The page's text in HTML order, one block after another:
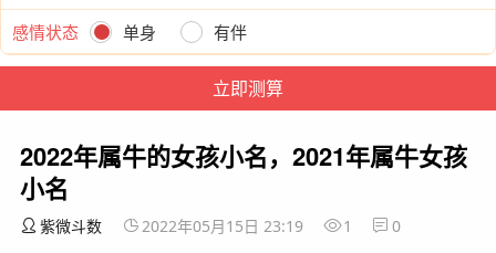
感情状态
单身 有伴
2022年属牛的女孩小名，2021年属牛女孩
小名
紫微斗数 2022年05月15日 23:19 1 0